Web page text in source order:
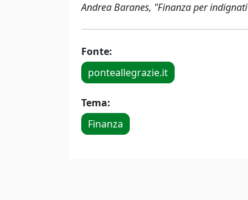
Andrea Baranes, "Finanza per
Fonte:
ponteallegrazie.it
Tema:
Finanza